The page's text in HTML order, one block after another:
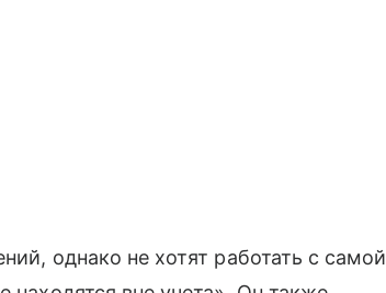
однако не хотят работать с самой